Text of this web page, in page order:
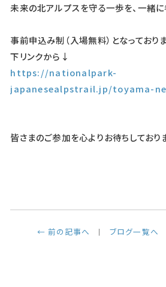
未来の北アルプスを守る一歩を、一緒
事前申込み制（入場無料）となっており
下リンクから↓
https://nationalpark-
japanesealpstrail.jp/toyama-
皆さまのご参加を心よりお待ちしておりま
← 前の記事へ ブログ一覧へ